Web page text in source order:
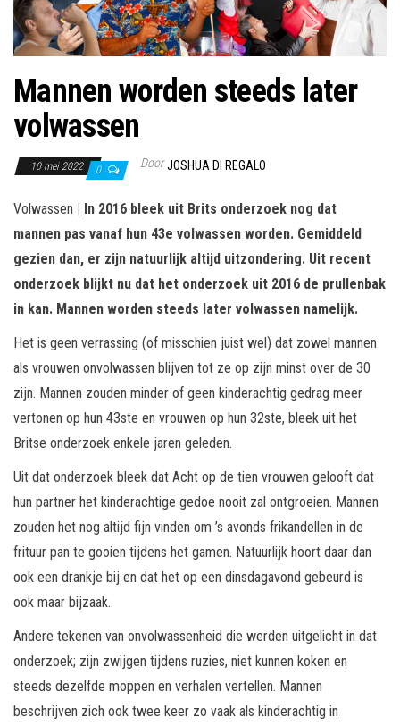
Mannen worden steeds later
volwassen
10 mei 2022 0 Door JOSHUA DI REGALO
Volwassen | In 2016 bleek uit Brits onderzoek nog dat
mannen pas vanaf hun 43e volwassen worden. Gemiddeld
gezien dan, er zijn natuurlijk altijd uitzondering. Uit recent
onderzoek blijkt nu dat het onderzoek uit 2016 de prullenbak
in kan. Mannen worden steeds later volwassen namelijk.
Het is geen verrassing (of misschien juist wel) dat zowel mannen
als vrouwen onvolwassen blijven tot ze op zijn minst over de 30
zijn. Mannen zouden minder of geen kinderachtig gedrag meer
vertonen op hun 43ste en vrouwen op hun 32ste, bleek uit het
Britse onderzoek enkele jaren geleden.
Uit dat onderzoek bleek dat Acht op de tien vrouwen gelooft dat
hun partner het kinderachtige gedoe nooit zal ontgroeien. Mannen
zouden het nog altijd fijn vinden om ’s avonds frikandellen in de
frituur pan te gooien tijdens het gamen. Natuurlijk hoort daar dan
ook een drankje bij en dat het op een dinsdagavond gebeurd is
ook maar bijzaak.
Andere tekenen van onvolwassenheid die werden uitgelicht in dat
onderzoek; zijn zwijgen tijdens ruzies, niet kunnen koken en
steeds dezelfde moppen en verhalen vertellen. Mannen
beschrijven zich ook twee keer zo vaak als kinderachtig in